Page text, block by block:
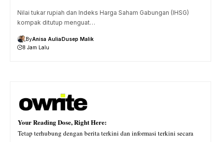
Nilai tukar rupiah dan Indeks Harga Saham Gabungan (IHSG)
kompak ditutup menguat…
ByAnisa AuliaDusep Malik
8 Jam Lalu
Your Reading Dose, Right Here:
Tetap terhubung dengan berita terkini dan informasi terkini secara